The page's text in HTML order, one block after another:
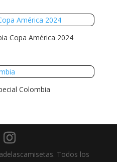
Copa América 2024
Colombia
Todos los